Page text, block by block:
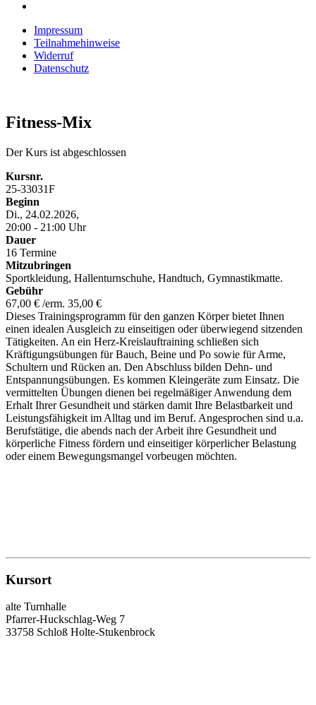
Impressum
Teilnahmehinweise
Widerruf
Datenschutz
Fitness-Mix
Der Kurs ist abgeschlossen
Kursnr.
25-33031F
Beginn
Di., 24.02.2026,
20:00 - 21:00 Uhr
Dauer
16 Termine
Mitzubringen
Sportkleidung, Hallenturnschuhe, Handtuch, Gymnastikmatte.
Gebühr
67,00 € /erm. 35,00 €
Dieses Trainingsprogramm für den ganzen Körper bietet Ihnen
einen idealen Ausgleich zu einseitigen oder überwiegend sitzenden
Tätigkeiten. An ein Herz-Kreislauftraining schließen sich
Kräftigungsübungen für Bauch, Beine und Po sowie für Arme,
Schultern und Rücken an. Den Abschluss bilden Dehn- und
Entspannungsübungen. Es kommen Kleingeräte zum Einsatz. Die
vermittelten Übungen dienen bei regelmäßiger Anwendung dem
Erhalt Ihrer Gesundheit und stärken damit Ihre Belastbarkeit und
Leistungsfähigkeit im Alltag und im Beruf. Angesprochen sind u.a.
Berufstätige, die abends nach der Arbeit ihre Gesundheit und
körperliche Fitness fördern und einseitiger körperlicher Belastung
oder einem Bewegungsmangel vorbeugen möchten.
Kursort
alte Turnhalle
Pfarrer-Huckschlag-Weg 7
33758 Schloß Holte-Stukenbrock